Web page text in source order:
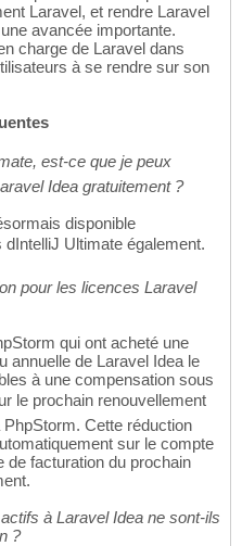
Laravel, et rendre Laravel
avancée importante.
charge de Laravel dans
à se rendre sur son
est-ce que je peux
Idea gratuitement ?
disponible
Ultimate également.
pour les licences Laravel
qui ont acheté une
annuelle de Laravel Idea le
à une compensation sous
le prochain renouvellement
Cette réduction
sur le compte
de facturation du prochain
à Laravel Idea ne sont-ils
?